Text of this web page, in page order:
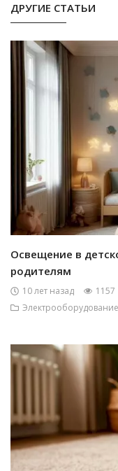
ДРУГИЕ СТАТЬИ
Освещение в
родителям
10 лет назад
1157